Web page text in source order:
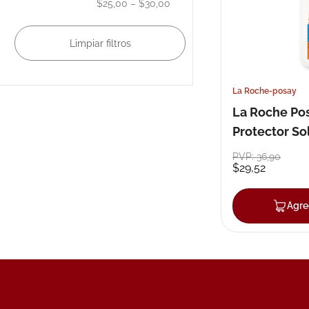
$25,00 – $30,00
La Roche-posay
La Roche
Protector
Anthelios
pediatrics
PVP:36,90
$29,52